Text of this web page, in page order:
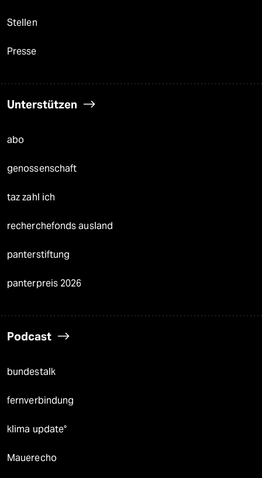
Stellen
Presse
Unterstützen
abo
genossenschaft
taz zahl ich
recherchefonds ausland
panterstiftung
panterpreis 2026
Podcast
bundestalk
fernverbindung
klima update°
Mauerecho